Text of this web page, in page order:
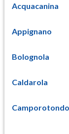
Acquacanina
Appignano
Bolognola
Caldarola
Camporotondo